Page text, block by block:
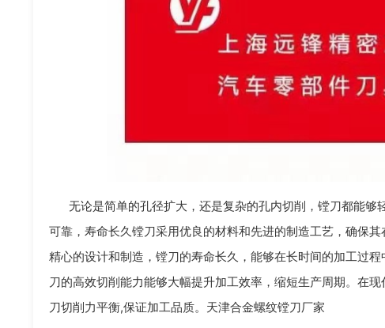
无论是简单的孔径扩大，还是复杂的孔内切削，镗刀都能
可靠，寿命长久镗刀采用优良的材料和先进的制造工艺，确保
精心的设计和制造，镗刀的寿命长久，能够在长时间的加工过
刀的高效切削能力能够大幅提升加工效率，缩短生产周期。在
刀切削力平衡,保证加工品质。天津合金螺纹镗刀厂家